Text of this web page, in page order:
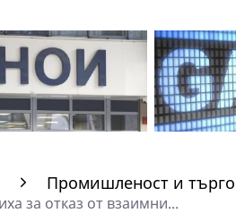
Промишленост и
за отказ от взаимни...